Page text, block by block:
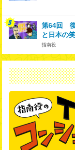
第64回 復
と日本の
指南役